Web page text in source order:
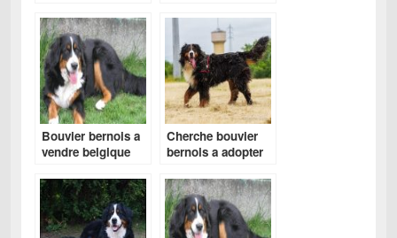
Bouvier bernois a
vendre belgique
Cherche bouvier
bernois a adopter